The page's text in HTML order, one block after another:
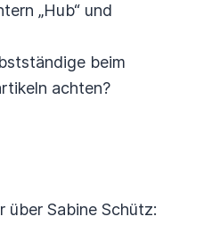
„Hub“ und
beim
achten?
über Sabine Schütz: